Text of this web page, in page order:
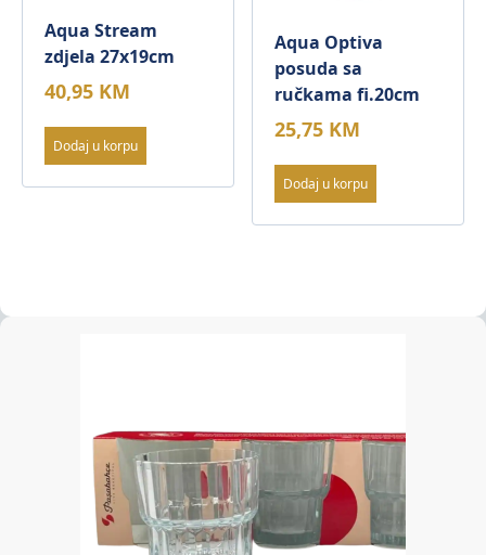
Aqua Stream
zdjela 27x19cm
40,95 KM
Dodaj u korpu
Aqua Optiva
posuda sa
ručkama fi.20cm
25,75 KM
Dodaj u korpu